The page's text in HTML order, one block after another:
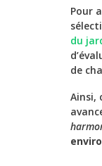
Pour
du
de
Ainsi,